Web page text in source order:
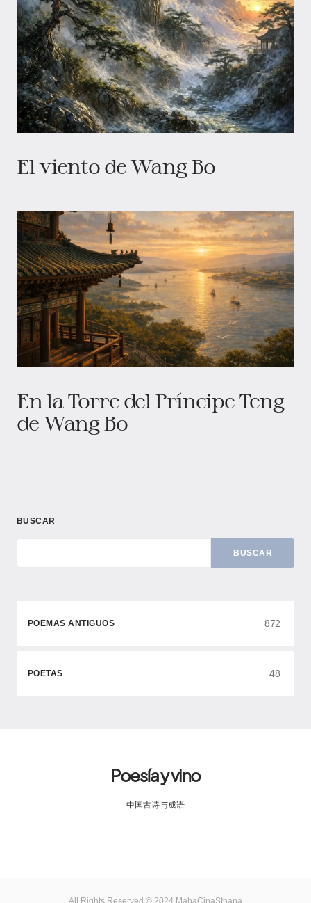
El viento de Wang Bo
En la Torre del Príncipe Teng
de Wang Bo
BUSCAR
BUSCAR
POEMAS ANTIGUOS 872
POETAS 48
Poesía y vino
中国古诗与成语
All Rights Reserved © 2024 MahaCinaSthana